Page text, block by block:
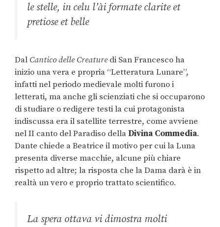
le stelle, in celu l’ài formate clarite et
pretiose et belle
Dal Cantico delle Creature di San Francesco ha
inizio una vera e propria “Letteratura Lunare”,
infatti nel periodo medievale molti furono i
letterati, ma anche gli scienziati che si occuparono
di studiare o redigere testi la cui protagonista
indiscussa era il satellite terrestre, come avviene
nel II canto del Paradiso dellaDivina Commedia.
Dante chiede a Beatrice il motivo per cui la Luna
presenta diverse macchie, alcune più chiare
rispetto ad altre; la risposta che la Dama darà è in
realtà un vero e proprio trattato scientifico.
La spera ottava vi dimostra molti